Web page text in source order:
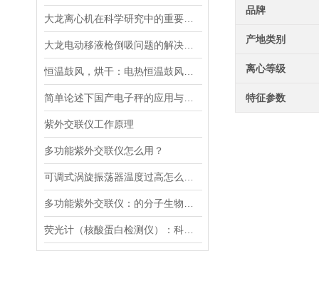
紫外交联仪工作原理
多功能紫外交联仪怎么用？
品牌
产地类别
离心等级
特征参数